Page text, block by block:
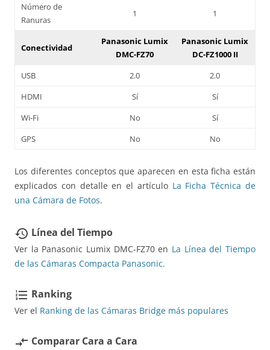
Número de
Ranuras
1 1
Conectividad
Panasonic Lumix
DMC-FZ70
Panasonic Lumix
DC-FZ1000 II
USB
2.0
2.0
HDMI
Sí
Sí
Wi-Fi
No
Sí
GPS
No No
Los diferentes conceptos que aparecen en esta ficha están
explicados con detalle en el artículo La Ficha Técnica de
una Cámara de Fotos.
restore Línea del Tiempo
Ver la Panasonic Lumix DMC-FZ70 en La Línea del Tiempo
de las Cámaras Compacta Panasonic.
format_list_numbered Ranking
Ver el Ranking de las Cámaras Bridge más populares
compare_arrows Comparar Cara a Cara